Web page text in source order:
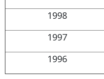
1998
1997
1996